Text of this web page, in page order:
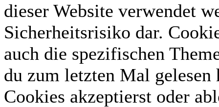
dieser Website verwendet
Sicherheitsrisiko dar.
auch die spezifischen
du zum letzten Mal gelesen
Cookies akzeptierst oder